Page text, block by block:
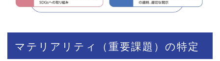
マテリアリティ（重要課題）の特定